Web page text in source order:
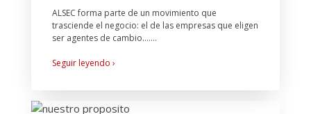
ALSEC forma parte de un movimiento que
trasciende el negocio: el de las empresas que eligen
ser agentes de cambio.…...
Seguir leyendo ›